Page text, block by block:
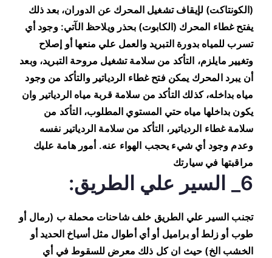
(الكونتاكت) لإيقاف تشغيل المحرك عن الدوران، بعد ذلك
يفتح غطاء المحرك (الكابوت) بحذر ويلاحظ الآتي: وجود أي
تسرب للمياه بدورة التبريد والعمل علي منعها أو إصلاح
وتغيير مايلزم، التأكد من سلامة تشغيل مروحة التبريد، وبعد
أن يبرد المحرك يمكن فتح غطاء الردياتير والتأكد من وجود
مياه بداخله، كذلك التأكد من سلامة قربة مياه الردياتير وان
يكون بداخلها مياه حتي المستوي المطلوب، التأكد من
سلامة غطاء الردياتير، التأكد من سلامة الردياتير نفسه
وعدم وجود أي شيء يحجب الهواء عنه. أمور هامة عليك
مراقبتها في سيارتك
6_ السير علي الطريق:
تجنب السير علي الطريق خلف شاحنات محملة ب (رمال أو
طوب أو زلط أو براميل أو أي أطوال مثل أسياخ الحديد أو
الخشب الخ) حيث ان كل ذلك معرض للسقوط في أي